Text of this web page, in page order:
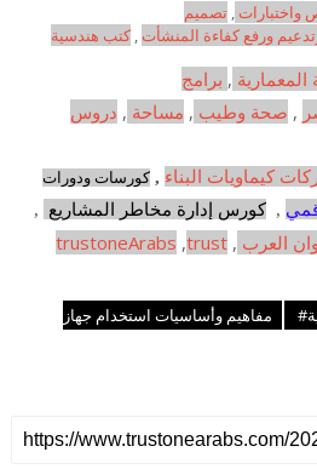
واختبارات , تصميم
ورفع كفاءة المنشأت ,كتب هندسية
المعمارية , برامج
, صحة وطيب , مساحة , دروس
كيماويات البناء , كورسات ودورات
, كورس إدارة مخاطر المشاريع ,
العرب ,
trustoneArabs ,trust
مفاهيم وأساسيات استخدام جهاز